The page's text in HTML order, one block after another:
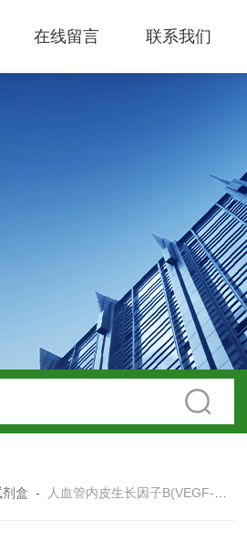
在线留言 联系我们
剂盒 - 人血管内皮生长因子B(VEGF-B)elisa试剂盒